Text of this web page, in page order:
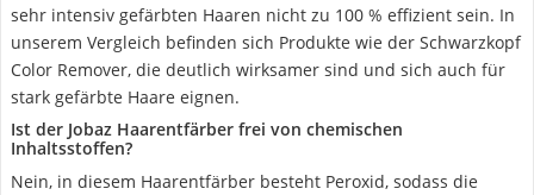
sehr intensiv gefärbten Haaren nicht zu 100 % effizient sein. In
unserem Vergleich befinden sich Produkte wie der Schwarzkopf
Color Remover, die deutlich wirksamer sind und sich auch für
stark gefärbte Haare eignen.
Ist der Jobaz Haarentfärber frei von chemischen
Inhaltsstoffen?
Nein, in diesem Haarentfärber besteht Peroxid, sodass die